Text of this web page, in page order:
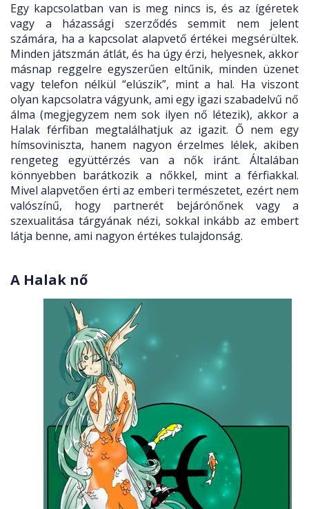
Egy kapcsolatban van is meg nincs is, és az ígéretek
vagy a házassági szerződés semmit nem jelent
számára, ha a kapcsolat alapvető értékei megsérültek.
Minden játszmán átlát, és ha úgy érzi, helyesnek, akkor
másnap reggelre egyszerűen eltűnik, minden üzenet
vagy telefon nélkül “elúszik”, mint a hal. Ha viszont
olyan kapcsolatra vágyunk, ami egy igazi szabadelvű nő
álma (megjegyzem nem sok ilyen nő létezik), akkor a
Halak férfiban megtalálhatjuk az igazit. Ő nem egy
hímsoviniszta, hanem nagyon érzelmes lélek, akiben
rengeteg együttérzés van a nők iránt. Általában
könnyebben barátkozik a nőkkel, mint a férfiakkal.
Mivel alapvetően érti az emberi természetet, ezért nem
valószínű, hogy partnerét bejárónőnek vagy a
szexualitása tárgyának nézi, sokkal inkább az embert
látja benne, ami nagyon értékes tulajdonság.
A Halak nő